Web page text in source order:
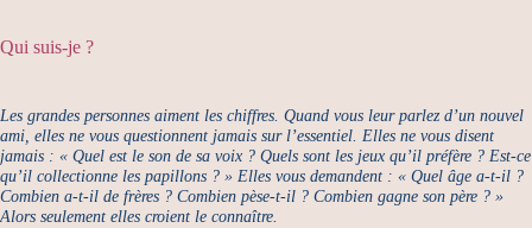
u
n
t
e
n
u
Qui suis-je ?
Les grandes personnes aiment les chiffres. Quand vous leur parlez d’un nouvel
ami, elles ne vous questionnent jamais sur l’essentiel. Elles ne vous disent
jamais : « Quel est le son de sa voix ? Quels sont les jeux qu’il préfère ? Est-ce
qu’il collectionne les papillons ? » Elles vous demandent : « Quel âge a-t-il ?
Combien a-t-il de frères ? Combien pèse-t-il ? Combien gagne son père ? »
Alors seulement elles croient le connaître.